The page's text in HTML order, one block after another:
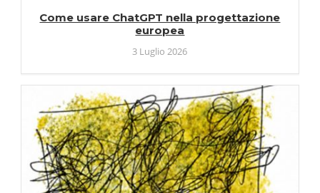
Come usare ChatGPT nella progettazione
europea
3 Luglio 2026